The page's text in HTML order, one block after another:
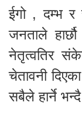
ईगो , दम्भ र
जनताले
नेतृत्वतिर
चेतावनी
सबैले हार्ने